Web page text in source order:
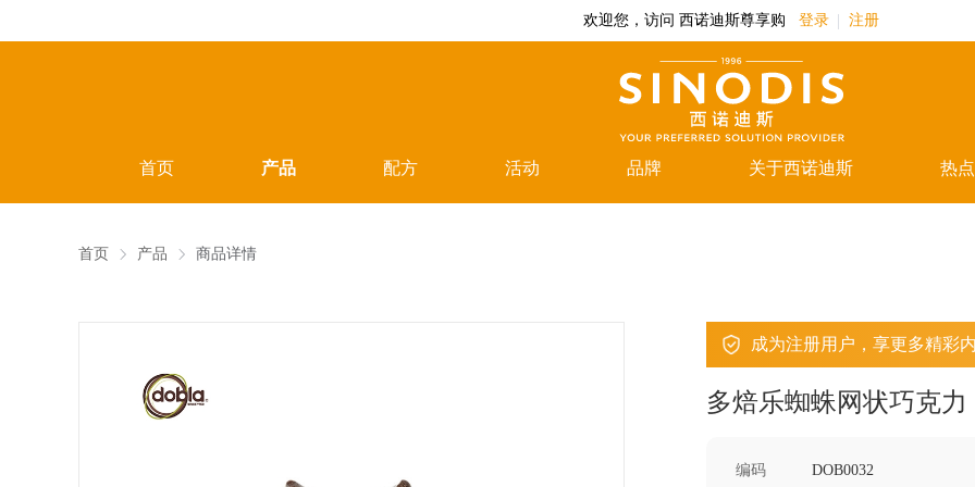
欢迎您，访问 西诺迪斯尊享购 登录 注册
首页 产品 配方 活动 品牌 关于西诺迪斯 热
首页 产品 商品详情
成为注册用户，享更多精彩
多焙乐蜘蛛网状巧克力
编码 DOB0032